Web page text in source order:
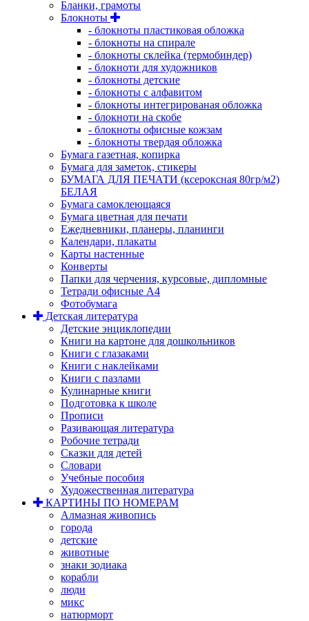
Бланки, грамоты
Блокноты
- блокноты пластиковая обложка
- блокноты на спирале
- блокноты склейка (термобиндер)
- блокноти для художников
- блокноты детские
- блокноты с алфавитом
- блокноты интегрированая обложка
- блокноти на скобе
- блокноты офисные кожзам
- блокноты твердая обложка
Бумага газетная, копирка
Бумага для заметок, стикеры
БУМАГА ДЛЯ ПЕЧАТИ (ксероксная 80гр/м2)
БЕЛАЯ
Бумага самоклеющаяся
Бумага цветная для печати
Ежедневники, планеры, планинги
Календари, плакаты
Карты настенные
Конверты
Папки для черчения, курсовые, дипломные
Тетради офисные А4
Фотобумага
Детская литература
Детские энциклопедии
Книги на картоне для дошкольников
Книги с глазаками
Книги с наклейками
Книги с пазлами
Кулинарные книги
Подготовка к школе
Прописи
Разивающая литература
Робочие тетради
Сказки для детей
Словари
Учебные пособия
Художественная литература
КАРТИНЫ ПО НОМЕРАМ
Алмазная живопись
города
детские
животные
знаки зодиака
корабли
люди
микс
натюрморт